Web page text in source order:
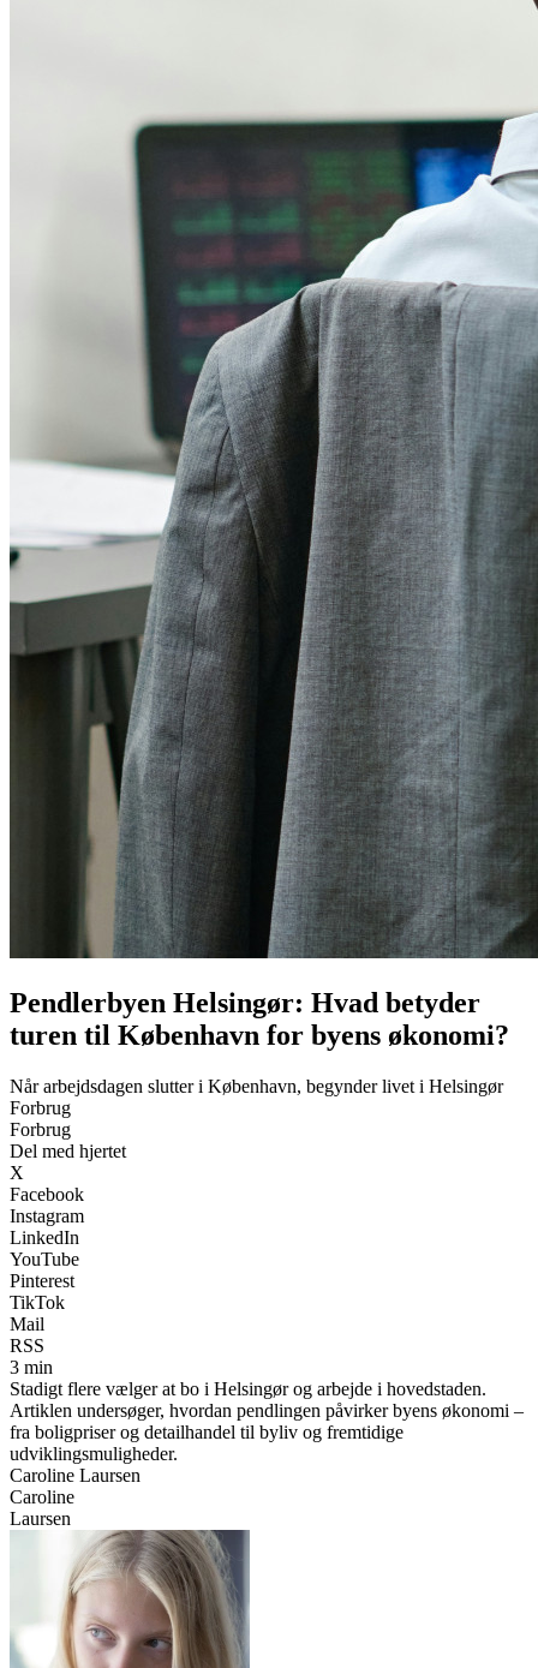
Pendlerbyen Helsingør: Hvad betyder
turen til København for byens økonomi?
Når arbejdsdagen slutter i København, begynder livet i Helsingør
Forbrug
Forbrug
Del med hjertet
X
Facebook
Instagram
LinkedIn
YouTube
Pinterest
TikTok
Mail
RSS
3 min
Stadigt flere vælger at bo i Helsingør og arbejde i hovedstaden.
Artiklen undersøger, hvordan pendlingen påvirker byens økonomi –
fra boligpriser og detailhandel til byliv og fremtidige
udviklingsmuligheder.
Caroline Laursen
Caroline
Laursen